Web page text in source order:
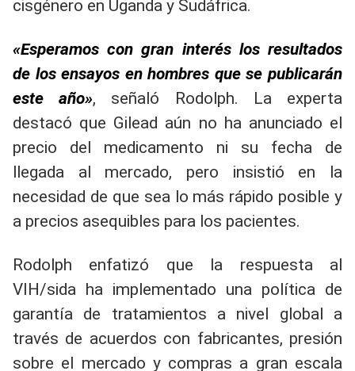
cisgénero en Uganda y Sudáfrica.
«Esperamos con gran interés los resultados
de los ensayos en hombres que se publicarán
este año», señaló Rodolph. La experta
destacó que Gilead aún no ha anunciado el
precio del medicamento ni su fecha de
llegada al mercado, pero insistió en la
necesidad de que sea lo más rápido posible y
a precios asequibles para los pacientes.
Rodolph enfatizó que la respuesta al
VIH/sida ha implementado una política de
garantía de tratamientos a nivel global a
través de acuerdos con fabricantes, presión
sobre el mercado y compras a gran escala